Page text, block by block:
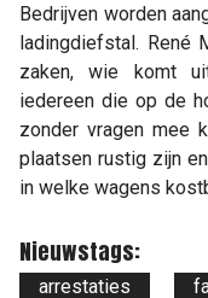
Bedrijven worden
ladingdiefstal. René
zaken, wie komt
iedereen die op de
zonder vragen mee
plaatsen rustig zijn
in welke wagens
Nieuwstags:
arrestaties